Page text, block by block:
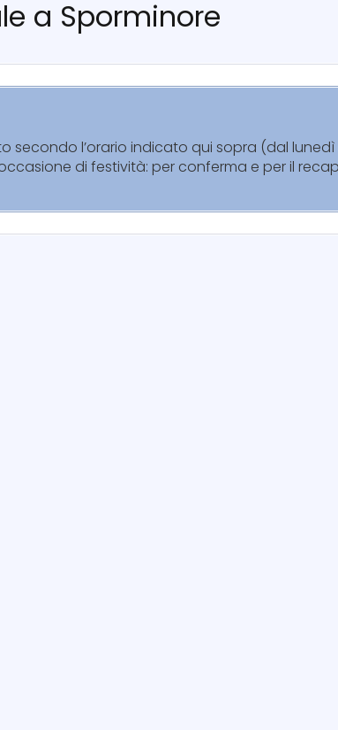
a Sporminore
secondo l’orario indicato qui sopra (dal
di festività: per conferma e per il